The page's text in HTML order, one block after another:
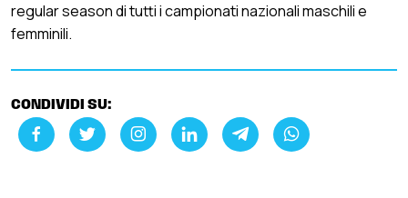
regular season di tutti i campionati nazionali maschili e
femminili.
CONDIVIDI SU: